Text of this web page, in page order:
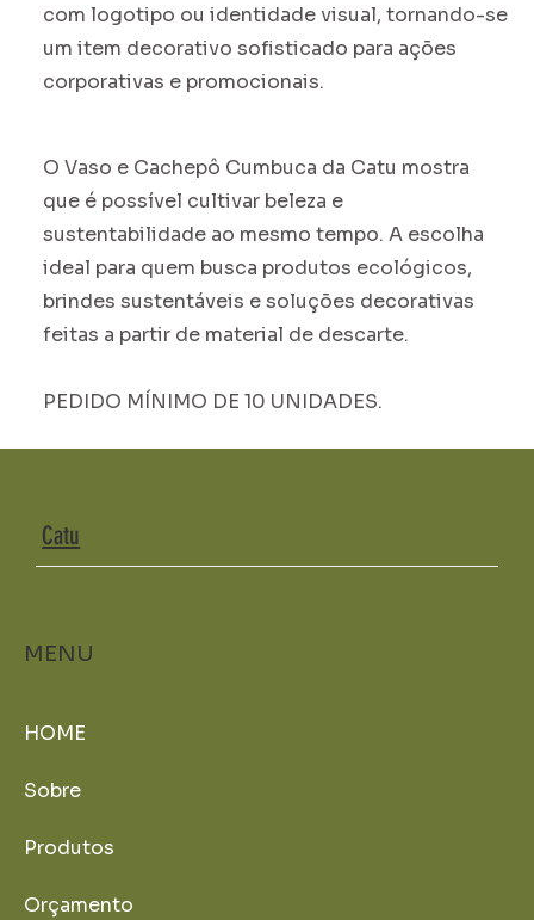
O Vaso e Cachepô Cumbuca da Catu mostra
que é possível cultivar beleza e
sustentabilidade ao mesmo tempo. A escolha
ideal para quem busca produtos ecológicos,
brindes sustentáveis e soluções decorativas
feitas a partir de material de descarte.
PEDIDO MÍNIMO DE 10 UNIDADES.
com logotipo ou identidade visual, tornando-se
um item decorativo sofisticado para ações
corporativas e promocionais.
Catu
MENU
HOME
Sobre
Produtos
Orçamento